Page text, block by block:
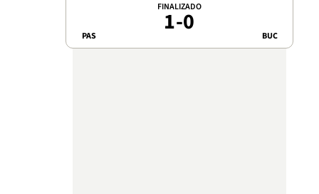
PAS
FINALIZADO
1-0 BUC